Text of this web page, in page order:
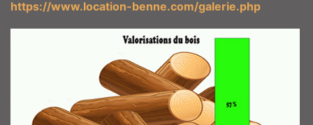
https://www.location-benne.com/galerie.php